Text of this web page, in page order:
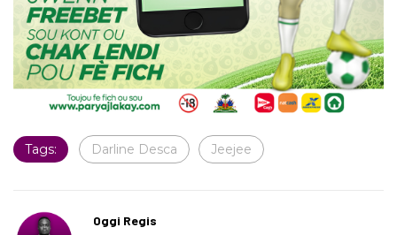
Tags: Darline Desca Jeejee
Oggi Regis